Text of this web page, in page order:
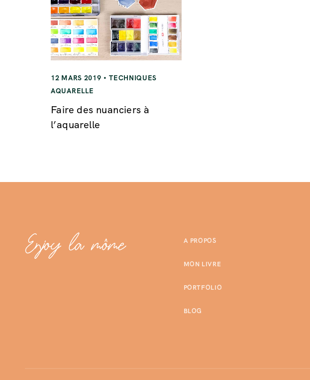
12 MARS 2019
TECHNIQUES
AQUARELLE
Faire des nuanciers à
l’aquarelle
A PROPOS
MON LIVRE
PORTFOLIO
BLOG